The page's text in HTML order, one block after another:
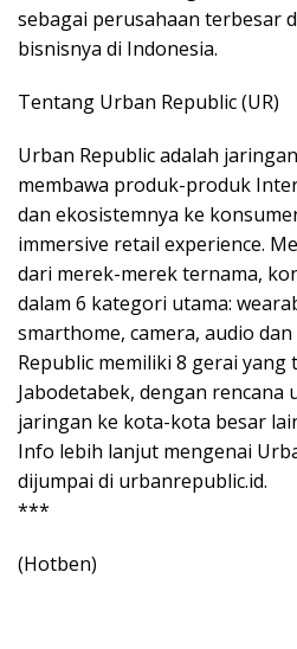
sebagai perusahaan terbesar
bisnisnya di Indonesia.
Tentang Urban Republic (UR)
Urban Republic adalah
membawa produk-produk
dan ekosistemnya ke
immersive retail experience.
dari merek-merek ternama,
dalam 6 kategori utama:
smarthome, camera, audio
Republic memiliki 8 gerai yang
Jabodetabek, dengan rencana
jaringan ke kota-kota besar
Info lebih lanjut mengenai
dijumpai di urbanrepublic.id.
***
(Hotben)